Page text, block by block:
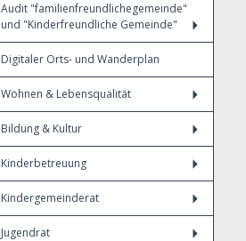
Audit "familienfreundlichegemeinde"
und "Kinderfreundliche Gemeinde"
Digitaler Orts- und Wanderplan
Wohnen & Lebensqualität
Bildung & Kultur
Kinderbetreuung
Kindergemeinderat
Jugendrat